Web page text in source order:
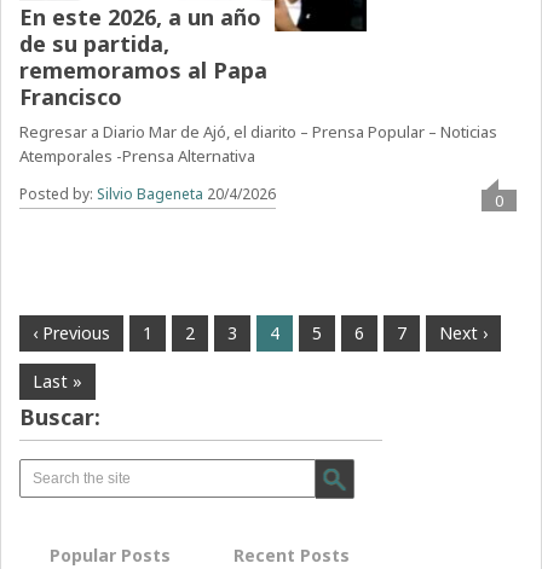
En este 2026, a un año
de su partida,
rememoramos al Papa
Francisco
Regresar a Diario Mar de Ajó, el diarito – Prensa Popular – Noticias
Atemporales -Prensa Alternativa
Posted by: Silvio Bageneta 20/4/2026 0
‹ Previous 1 2 3 4 5 6 7 Next ›
Last »
Buscar:
Popular Posts Recent Posts